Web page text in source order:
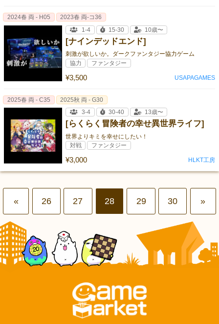
[ナインデッドエンド]
刺激が欲しいか。ダークファンタジー協力ゲーム
¥3,500
2024春 両 - H05
2023春 両‐コ36
1-4
15-30 10歳〜
協力 ファンタジー
USAPAGAMES
[らくらく冒険者の幸せ異世界ライフ]
世界よりキミを幸せにしたい！
¥3,000
2025春 両 - C35
2025秋 両 - G30
3-4
30-40 13歳〜
対戦 ファンタジー
HLKT工房
« 26 27 28 29 30 »